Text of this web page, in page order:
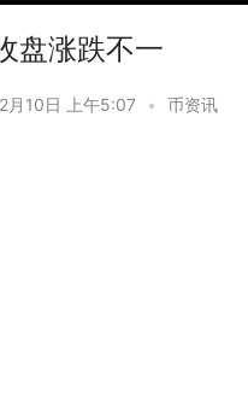
盘涨跌不一
月10日 上午5:07 • 币资讯